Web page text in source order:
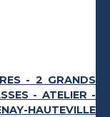
- 2 GRANDS
- ATELIER -
HAUTEVILLE